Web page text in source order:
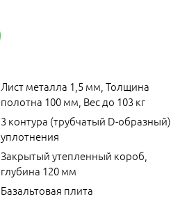
Лист металла 1,5 мм, Толщина
полотна 100 мм, Вес до 103 кг
3 контура (трубчатый D-образный)
уплотнения
Закрытый утепленный короб,
глубина 120 мм
Базальтовая плита